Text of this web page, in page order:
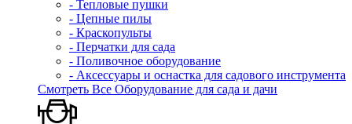
- Тепловые пушки
- Цепные пилы
- Краскопульты
- Перчатки для сада
- Поливочное оборудование
- Аксессуары и оснастка для садового инструмента
Смотреть Все Оборудование для сада и дачи